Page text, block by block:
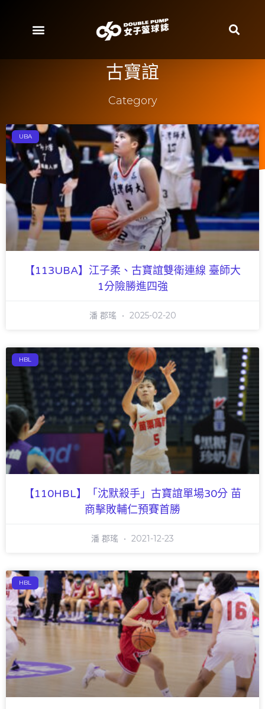
古寶誼
Category
UBA
【113UBA】江子柔、古寶誼雙衛連線 臺師大
1分險勝進四強
潘 郡瑤 2025-02-20
HBL
【110HBL】「沈默殺手」古寶誼單場30分 苗
商擊敗輔仁預賽首勝
潘 郡瑤 2021-12-23
HBL